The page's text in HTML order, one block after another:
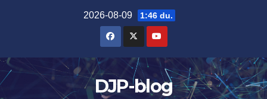
2026-08-09 1:46 du.
DJP-blog